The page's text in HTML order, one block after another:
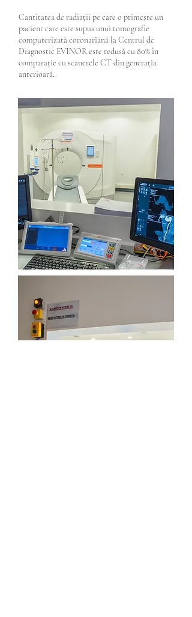
Cantitatea de radiații pe care o primește un
pacient care este supus unui tomografie
computerizată coronariană la Centrul de
Diagnostic EVINOR este redusă cu 80% în
comparație cu scanerele CT din generația
anterioară.